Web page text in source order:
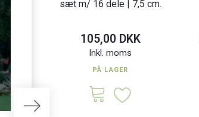
sæt m/ 16 dele | 7,5 cm.
105,00 DKK
Inkl. moms
PÅ LAGER